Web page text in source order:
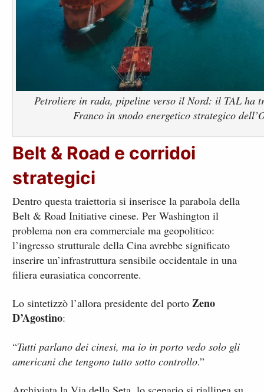
Petroliere in rada, pipeline verso il Nord: il TAL ha
Franco in snodo energetico strategico
Belt & Road e corridoi
strategici
Dentro questa traiettoria si inserisce la parabola della
Belt & Road Initiative cinese. Per Washington il
problema non era commerciale ma geopolitico:
l’ingresso strutturale della Cina avrebbe significato
inserire un’infrastruttura sensibile occidentale in una
filiera eurasiatica concorrente.
Lo sintetizzò l’allora presidente del portoZeno
D’Agostino:
“Tutti parlano dei cinesi, ma io in porto vedo solo gli
americani che tengono tutto sotto controllo.”